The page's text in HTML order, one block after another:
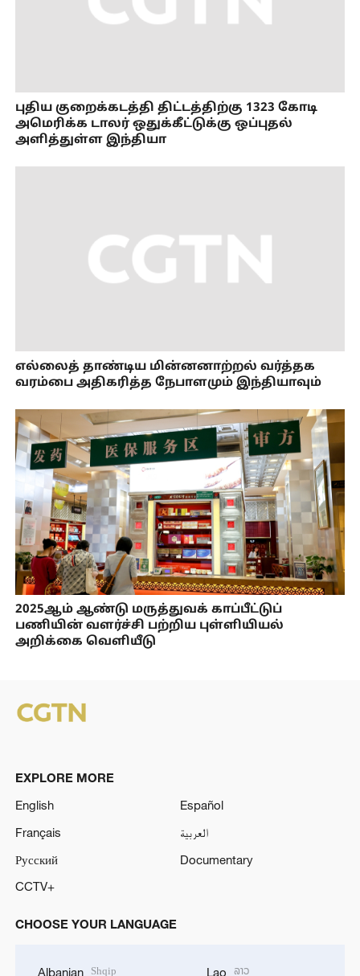
புதிய குறைக்கடத்தி திட்டத்திற்கு 1323 கோடி
அமெரிக்க டாலர் ஒதுக்கீட்டுக்கு ஒப்புதல்
அளித்துள்ள இந்தியா
எல்லைத் தாண்டிய மின்னனாற்றல் வர்த்தக
வரம்பை அதிகரித்த நேபாளமும் இந்தியாவும்
2025ஆம் ஆண்டு மருத்துவக் காப்பீட்டுப்
பணியின் வளர்ச்சி பற்றிய புள்ளியியல்
அறிக்கை வெளியீடு
EXPLORE MORE
English
Español
Français
العربية
Русский
Documentary
CCTV+
CHOOSE YOUR LANGUAGE
Albanian Shqip Lao ລາວ